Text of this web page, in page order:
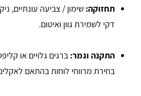
תחזוקה: שימון / צביעה עונתיים,
דקי לשמירת גוון ואיטום.
התקנה וגמר: ברגים גלויים או
בחירת מרווחי לוחות בהתאם